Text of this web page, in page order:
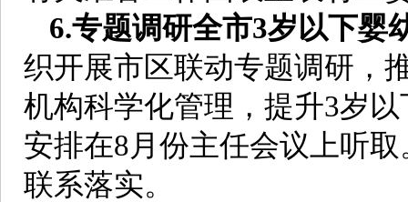
6.专题调研全市3岁以下婴
织开展市区联动专题调研，
机构科学化管理，提升3岁
安排在8月份主任会议上听
联系落实。